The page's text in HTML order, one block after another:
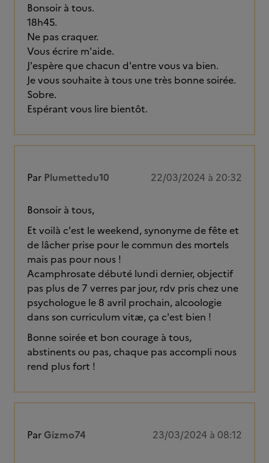
Bonsoir à tous.
18h45.
Ne pas craquer.
Vous écrire m'aide.
J'espère que chacun d'entre vous va bien.
Je vous souhaite à tous une très bonne soirée.
Sobre.
Espérant vous lire bientôt.
Par Plumettedu10 22/03/2024 à 20:32
Bonsoir à tous,
Et voilà c'est le weekend, synonyme de fête et
de lâcher prise pour le commun des mortels
mais pas pour nous !
Acamphrosate débuté lundi dernier, objectif
pas plus de 7 verres par jour, rdv pris chez une
psychologue le 8 avril prochain, alcoologie
dans son curriculum vitæ, ça c'est bien !
Bonne soirée et bon courage à tous,
abstinents ou pas, chaque pas accompli nous
rend plus fort !
Par Gizmo74 23/03/2024 à 08:12